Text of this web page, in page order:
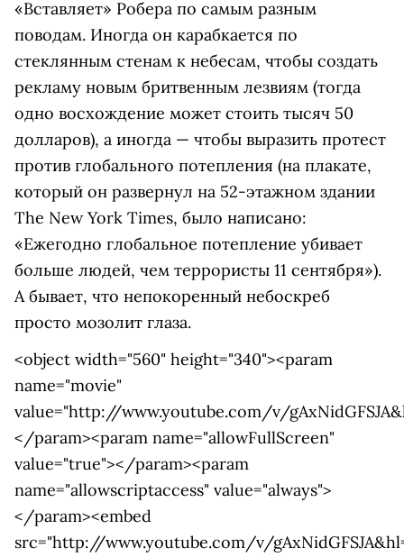
«Вставляет» Робера по самым разным
поводам. Иногда он карабкается по
стеклянным стенам к небесам, чтобы создать
рекламу новым бритвенным лезвиям (тогда
одно восхождение может стоить тысяч 50
долларов), а иногда — чтобы выразить протест
против глобального потепления (на плакате,
который он развернул на 52-этажном здании
The New York Times, было написано:
«Ежегодно глобальное потепление убивает
больше людей, чем террористы 11 сентября»).
А бывает, что непокоренный небоскреб
просто мозолит глаза.
<object width="560" height="340"><param
name="movie"
value="http://www.youtube.com/v/
</param><param name="allowFullScreen"
value="true"></param><param
name="allowscriptaccess" value="always">
</param><embed
src="http://www.youtube.com/v/